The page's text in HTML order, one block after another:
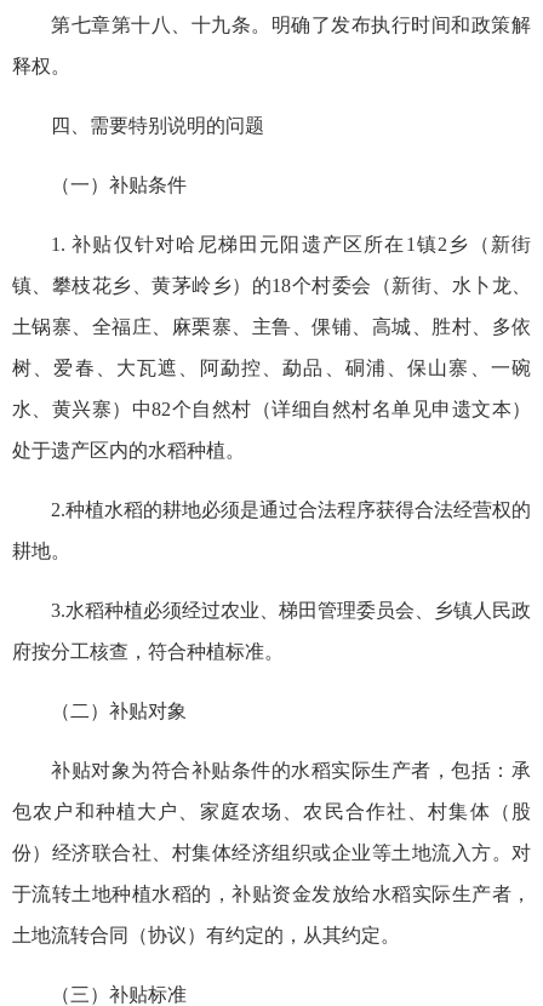
第七章第十八、十九条。明确了发布执行时间和政策解
释权。
四、需要特别说明的问题
（一）补贴条件
1. 补贴仅针对哈尼梯田元阳遗产区所在1镇2乡（新街
镇、攀枝花乡、黄茅岭乡）的18个村委会（新街、水卜龙、
土锅寨、全福庄、麻栗寨、主鲁、倮铺、高城、胜村、多依
树、爱春、大瓦遮、阿勐控、勐品、硐浦、保山寨、一碗
水、黄兴寨）中82个自然村（详细自然村名单见申遗文本）
处于遗产区内的水稻种植。
2.种植水稻的耕地必须是通过合法程序获得合法经营权的
耕地。
3.水稻种植必须经过农业、梯田管理委员会、乡镇人民政
府按分工核查，符合种植标准。
（二）补贴对象
补贴对象为符合补贴条件的水稻实际生产者，包括：承
包农户和种植大户、家庭农场、农民合作社、村集体（股
份）经济联合社、村集体经济组织或企业等土地流入方。对
于流转土地种植水稻的，补贴资金发放给水稻实际生产者，
土地流转合同（协议）有约定的，从其约定。
（三）补贴标准